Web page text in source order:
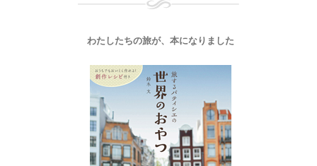
わたしたちの旅が、本になりました